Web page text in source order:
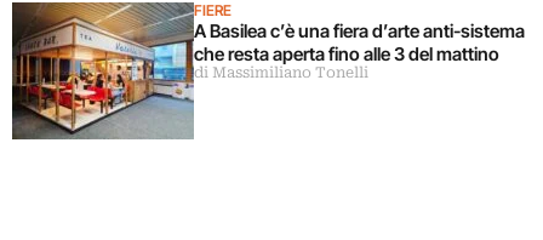
FIERE
A Basilea c’è una fiera d’arte anti-sistema
che resta aperta fino alle 3 del mattino
di Massimiliano Tonelli